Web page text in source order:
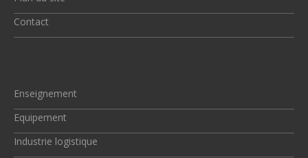
Contact
Enseignement
Equipement
Industrie logistique